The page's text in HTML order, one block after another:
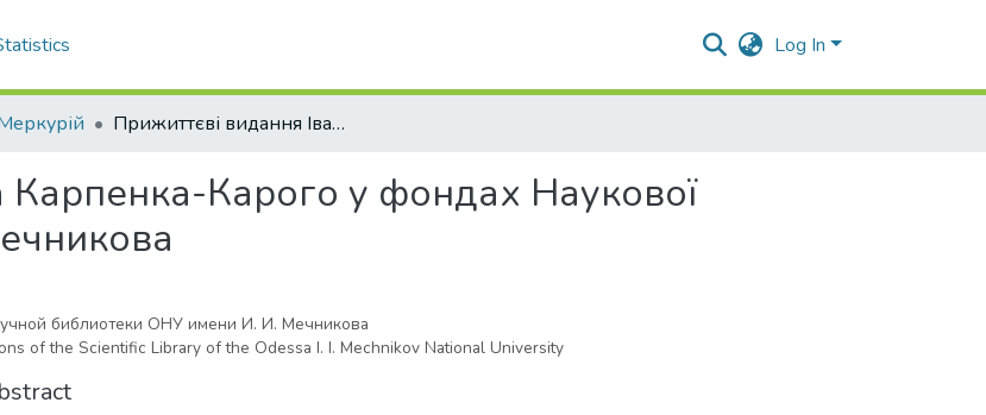
Log In
Прижиттєві видання Івана Карпенка-Карого у фондах Наукової бібліотеки ОНУ імені І. І. Мечникова
Карпенка-Карого у фондах Наукової
библиотеки ОНУ имени И. И. Мечникова
of the Scientific Library of the Odessa I. I. Mechnikov National University